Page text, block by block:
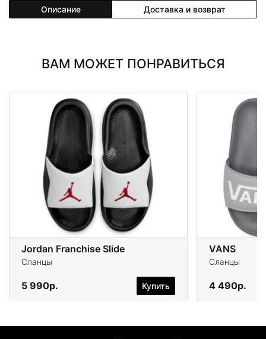
Описание Доставка и возврат
ВАМ МОЖЕТ ПОНРАВИТЬСЯ
Jordan Franchise Slide
Сланцы
5 990р. Купить
VANS
Сланцы
4 490р.